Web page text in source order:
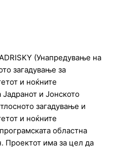
(Унапредување на
загадување за
и ноќните
и Јонското
загадување и
и ноќните
областна
Проектот има за цел да